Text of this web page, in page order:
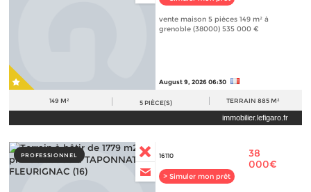
vente maison 5 pièces 149 m² à
grenoble (38000) 535 000 €
August 9, 2026 06:30
149 M² 5 PIÈCE(S) TERRAIN 885 M²
immobilier.lefigaro.fr
PROFESSIONNEL 16110
> Simuler mon prêt
38
000€